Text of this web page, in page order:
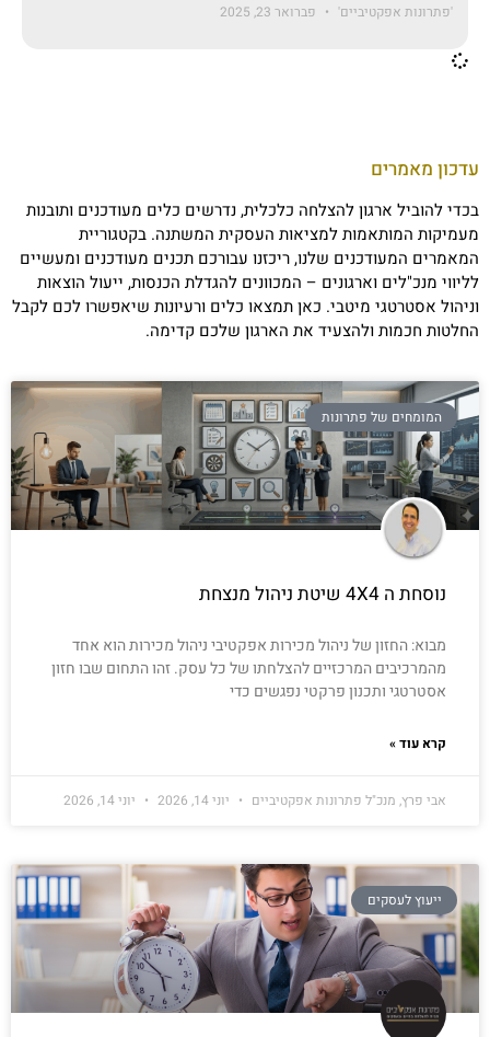
'פתרונות אפקטיביים'
פברואר 23, 2025
עדכון מאמרים
בכדי להוביל ארגון להצלחה כלכלית, נדרשים כלים מעודכנים ותובנות
מעמיקות המותאמות למציאות העסקית המשתנה. בקטגוריית
המאמרים המעודכנים שלנו, ריכזנו עבורכם תכנים מעודכנים ומעשיים
לליווי מנכ"לים וארגונים – המכוונים להגדלת הכנסות, ייעול הוצאות
וניהול אסטרטגי מיטבי. כאן תמצאו כלים ורעיונות שיאפשרו לכם לקבל
החלטות חכמות ולהצעיד את הארגון שלכם קדימה.
המומחים של פתרונות
נוסחת ה 4X4 שיטת ניהול מנצחת
מבוא: החזון של ניהול מכירות אפקטיבי ניהול מכירות הוא אחד
מהמרכיבים המרכזיים להצלחתו של כל עסק. זהו התחום שבו חזון
אסטרטגי ותכנון פרקטי נפגשים כדי
קרא עוד »
אבי פרץ, מנכ"ל פתרונות אפקטיביים יוני 14, 2026 יוני 14, 2026
ייעוץ לעסקים